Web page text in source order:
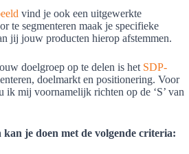
vind je ook een uitgewerkte
te segmenteren maak je specifieke
jij jouw producten hierop afstemmen.
doelgroep op te delen is het SDP-
doelmarkt en positionering. Voor
ik mij voornamelijk richten op de ‘S’ van
kan je doen met de volgende criteria: